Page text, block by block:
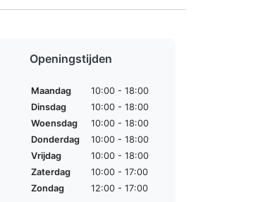
Openingstijden
Maandag
10:00 - 18:00
Dinsdag
10:00 - 18:00
Woensdag
10:00 - 18:00
Donderdag
10:00 - 18:00
Vrijdag
10:00 - 18:00
Zaterdag
10:00 - 17:00
Zondag
12:00 - 17:00